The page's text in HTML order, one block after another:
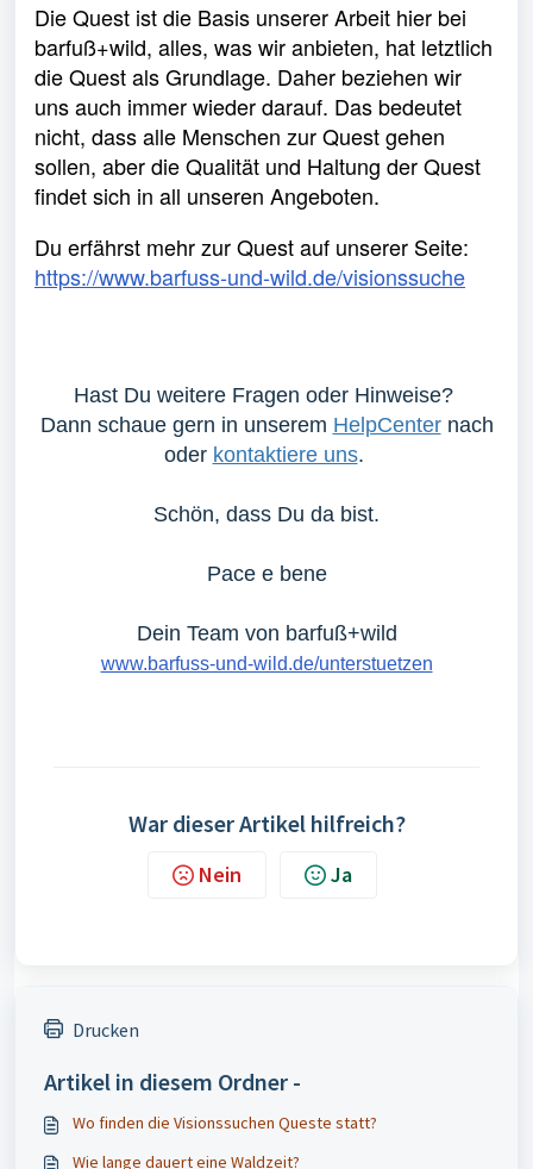
Die Quest ist die Basis unserer Arbeit hier bei
barfuß+wild, alles, was wir anbieten, hat letztlich
die Quest als Grundlage. Daher beziehen wir
uns auch immer wieder darauf. Das bedeutet
nicht, dass alle Menschen zur Quest gehen
sollen, aber die Qualität und Haltung der Quest
findet sich in all unseren Angeboten.
Du erfährst mehr zur Quest auf unserer Seite:
https://www.barfuss-und-wild.de/visionssuche
Hast Du weitere Fragen oder Hinweise?
Dann schaue gern in unserem HelpCenternach
oder kontaktiere uns.
Schön, dass Du da bist.
Pace e bene
Dein Team von barfuß+wild
www.barfuss-und-wild.de/unterstuetzen
War dieser Artikel hilfreich?
Nein Ja
Drucken
Artikel in diesem Ordner -
Wo finden die Visionssuchen Queste statt?
Wie lange dauert eine Waldzeit?